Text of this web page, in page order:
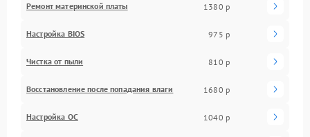
Ремонт материнской платы 1380 р
Настройка BIOS 975 р
Чистка от пыли 810 р
Восстановление после попадания влаги 1680 р
Настройка ОС 1040 р